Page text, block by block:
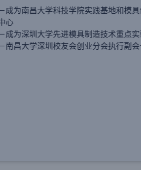
－深圳创客基地
－广东创客基地